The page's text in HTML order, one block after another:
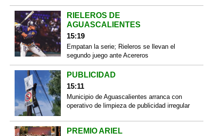
RIELEROS DE
AGUASCALIENTES
15:19
Empatan la serie; Rieleros se llevan el
segundo juego ante Acereros
PUBLICIDAD
15:11
Municipio de Aguascalientes arranca con
operativo de limpieza de publicidad irregular
PREMIO ARIEL